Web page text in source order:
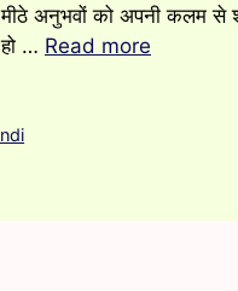
अनुभवों को अपनी कलम से
… Read more